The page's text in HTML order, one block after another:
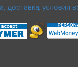
доставка, условия